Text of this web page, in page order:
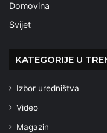
Domovina
Svijet
KATEGORIJE U
Izbor uredništva
Video
Magazin